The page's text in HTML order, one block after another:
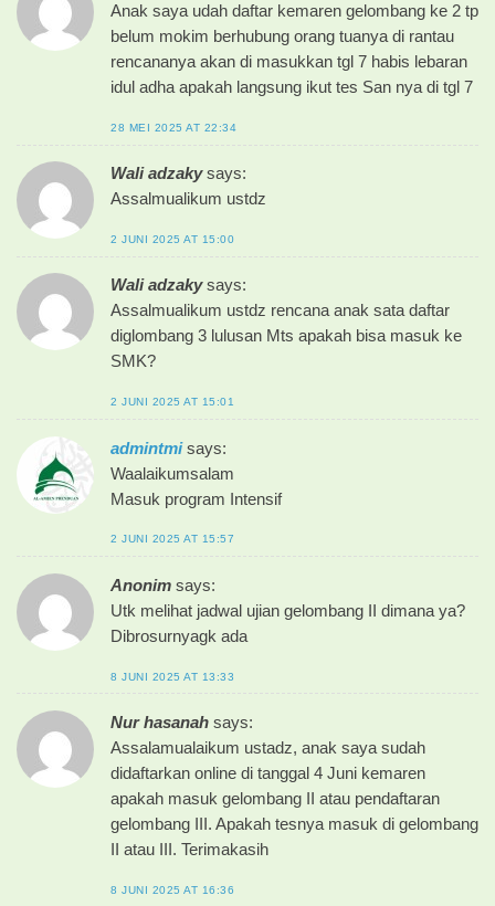
Anak saya udah daftar kemaren gelombang ke 2 tp
belum mokim berhubung orang tuanya di rantau
rencananya akan di masukkan tgl 7 habis lebaran
idul adha apakah langsung ikut tes San nya di tgl 7
28 MEI 2025 AT 22:34
Wali adzaky says:
Assalmualikum ustdz
2 JUNI 2025 AT 15:00
Wali adzaky says:
Assalmualikum ustdz rencana anak sata daftar
diglombang 3 lulusan Mts apakah bisa masuk ke
SMK?
2 JUNI 2025 AT 15:01
admintmi says:
Waalaikumsalam
Masuk program Intensif
2 JUNI 2025 AT 15:57
Anonim says:
Utk melihat jadwal ujian gelombang II dimana ya?
Dibrosurnyagk ada
8 JUNI 2025 AT 13:33
Nur hasanah says:
Assalamualaikum ustadz, anak saya sudah
didaftarkan online di tanggal 4 Juni kemaren
apakah masuk gelombang II atau pendaftaran
gelombang III. Apakah tesnya masuk di gelombang
II atau III. Terimakasih
8 JUNI 2025 AT 16:36